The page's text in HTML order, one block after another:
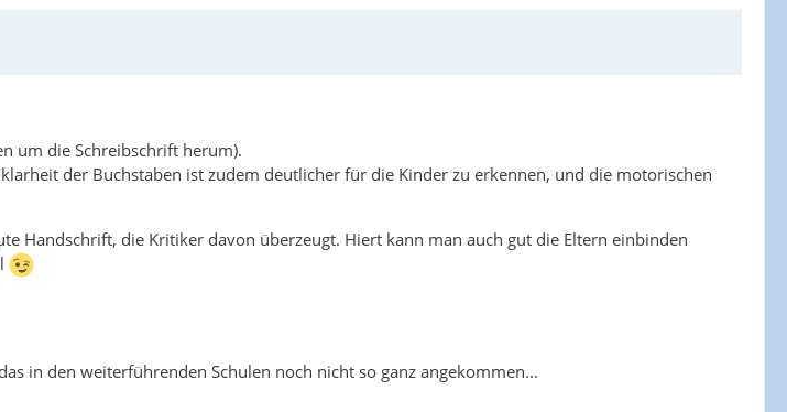
um die Schreibschrift herum).
der Buchstaben ist zudem deutlicher für die Kinder zu erkennen, und die motorischen
Handschrift, die Kritiker davon überzeugt. Hiert kann man auch gut die Eltern einbinden
in den weiterführenden Schulen noch nicht so ganz angekommen...